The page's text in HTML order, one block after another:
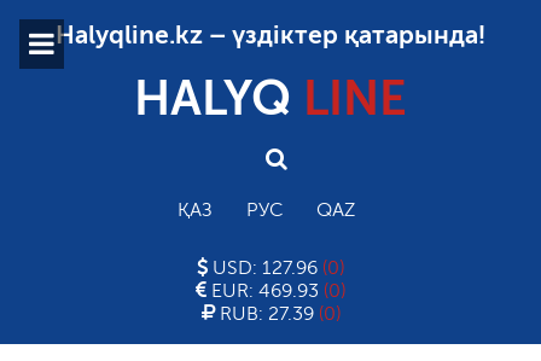
Halyqline.kz – үздіктер қатарында!
HALYQ LINE
ҚАЗ РУС QAZ
USD: 127.96 (0)
EUR: 469.93 (0)
RUB: 27.39 (0)